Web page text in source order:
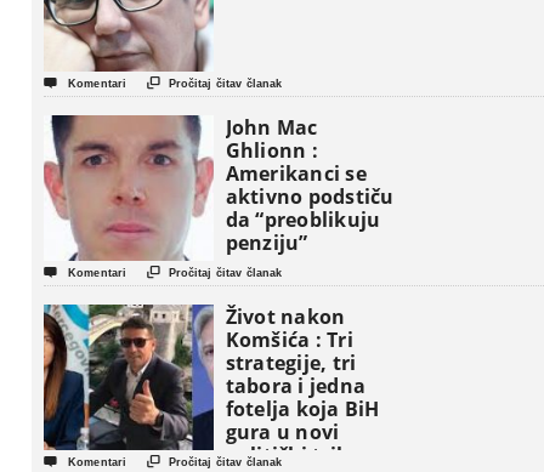
 Komentari  Pročitaj čitav članak
John Mac
Ghlionn :
Amerikanci se
aktivno podstiču
da “preoblikuju
penziju”
 Komentari  Pročitaj čitav članak
Život nakon
Komšića : Tri
strategije, tri
tabora i jedna
fotelja koja BiH
gura u novi
politički triler
 Komentari  Pročitaj čitav članak